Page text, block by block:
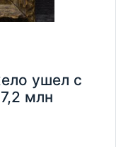
ушел с
млн